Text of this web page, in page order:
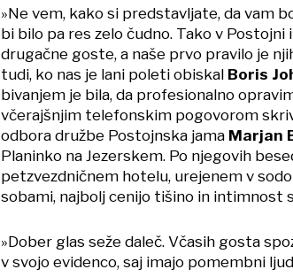
»Ne vem, kako si predstavljate, da vam
bi bilo pa res zelo čudno. Tako v
drugačne goste, a naše prvo pravilo je
tudi, ko nas je lani poleti obiskal Boris
bivanjem je bila, da profesionalno
včerajšnjim telefonskim pogovorom
odbora družbe Postojnska jama Marjan
Planinko na Jezerskem. Po njegovih
petzvezdničnem hotelu, urejenem v
sobami, najbolj cenijo tišino in intimnost
»Dober glas seže daleč. Včasih gosta
v svojo evidenco, saj imajo pomembni